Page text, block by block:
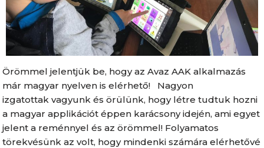
Örömmel jelentjük be, hogy az Avaz AAK alkalmazás
már magyar nyelven is elérhető! Nagyon
izgatottak vagyunk és örülünk, hogy létre tudtuk hozni
a magyar applikációt éppen karácsony idején, ami egyet
jelent a reménnyel és az örömmel! Folyamatos
törekvésünk az volt, hogy mindenki számára elérhetővé